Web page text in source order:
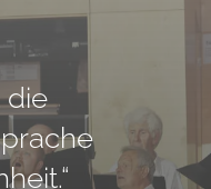
die